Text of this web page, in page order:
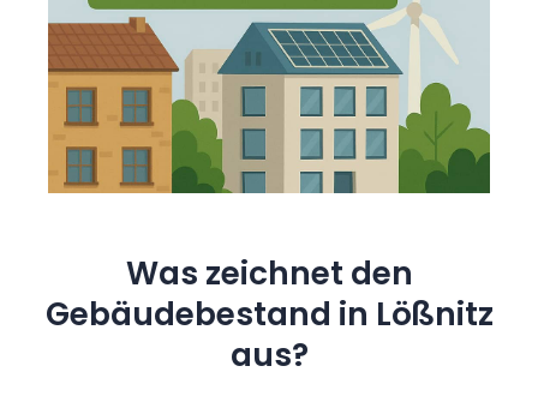
Was zeichnet den
Gebäudebestand in Lößnitz
aus?